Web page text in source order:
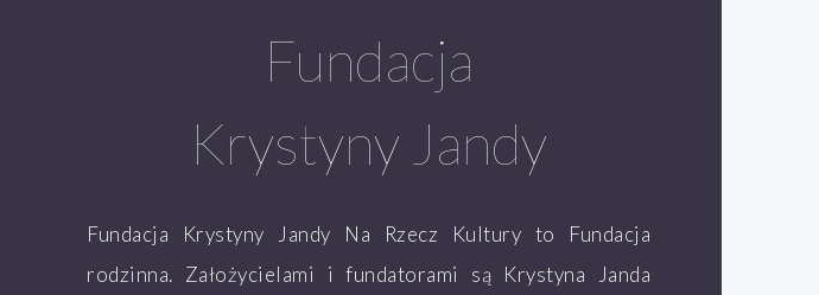
Fundacja
Krystyny Jandy
Fundacja Krystyny Jandy Na Rzecz Kultury to Fundacja
rodzinna. Założycielami i fundatorami są Krystyna Janda